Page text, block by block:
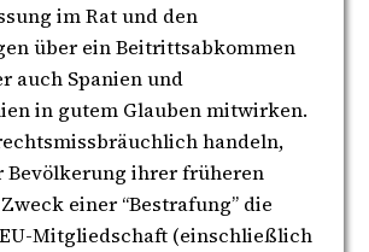
im Rat und den
über ein Beitrittsabkommen
auch Spanien und
in gutem Glauben mitwirken.
handeln,
Bevölkerung ihrer früheren
einer “Bestrafung” die
Mitgliedschaft (einschließlich